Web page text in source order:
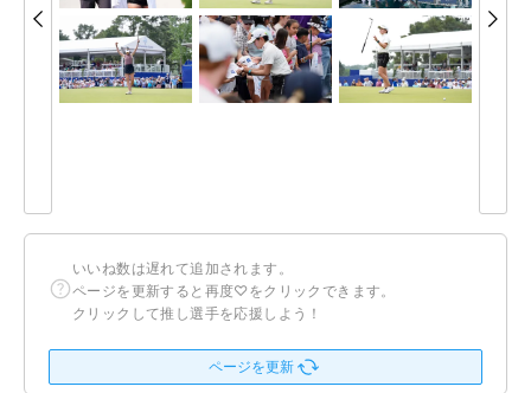
いいね数は遅れて追加されます。
ページを更新すると再度♡をクリックできます。
クリックして推し選手を応援しよう！
ページを更新